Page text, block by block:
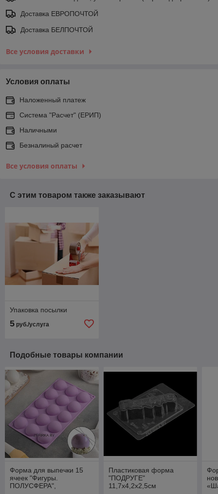
Доставка ЕВРОПОЧТОЙ
Доставка БЕЛПОЧТОЙ
Все условия доставки
Условия оплаты
Наложенный платеж
Система "Расчет" (ЕРИП)
Наличными
Безналиный расчет
Все условия оплаты
С этим товаром также заказывают
Упаковка посылки
5 руб./услуга
Подобные товары компании
Форма для выпечки 15
ячеек "Фигуры.
ПОЛУСФЕРА",
Пластиковая форма
"ПОДРУГЕ"
11,7х4,2х2,5см